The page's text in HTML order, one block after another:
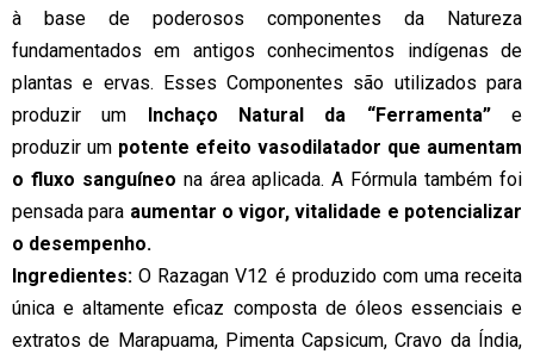
à base de poderosos componentes da Natureza
fundamentados em antigos conhecimentos indígenas de
plantas e ervas. Esses Componentes são utilizados para
produzir um
Inchaço Natural da “Ferramenta”e
produzir um potente efeito vasodilatador que aumentam
o fluxo sanguíneo na área aplicada. A Fórmula também foi
pensada para aumentar o vigor, vitalidade e potencializar
o desempenho.
Ingredientes:O Razagan V12 é produzido com uma receita
única e altamente eficaz composta de óleos essenciais e
extratos de Marapuama, Pimenta Capsicum, Cravo da Índia,